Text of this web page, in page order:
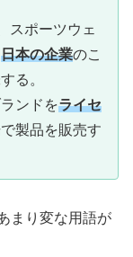
スポーツウェ
日本の企業のこ
る。
ンドをライセ
製品を販売す
まり変な用語が